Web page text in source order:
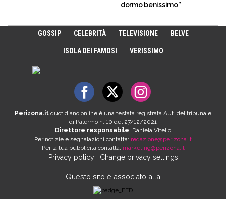
dormo benissimo”
GOSSIP CELEBRITÀ TELEVISIONE BELVE
ISOLA DEI FAMOSI VERISSIMO
Perizona.it quotidiano online è una testata registrata Aut. del tribunale
di Palermo n. 10 del 27/12/2021
Direttore responsabile: Daniela Vitello
Per notizie e segnalazioni contatta: redazione@perizona.it
Per la tua pubblicità contatta: marketing@perizona.it
Privacy policy- Change privacy settings
Questo sito è associato alla